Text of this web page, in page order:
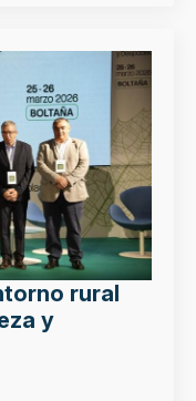
rural
y